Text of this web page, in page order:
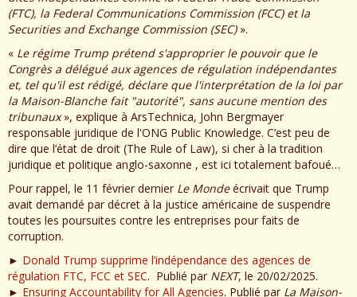
(FTC), la Federal Communications Commission (FCC) et la
Securities and Exchange Commission (SEC) ».
« Le régime Trump prétend s'approprier le pouvoir que le
Congrès a délégué aux agences de régulation indépendantes
et, tel qu'il est rédigé, déclare que l'interprétation de la loi par
la Maison-Blanche fait "autorité", sans aucune mention des
tribunaux», explique à ArsTechnica, John Bergmayer
responsable juridique de l'ONG Public Knowledge. C’est peu de
dire que l’état de droit (The Rule of Law), si cher à la tradition
juridique et politique anglo-saxonne , est ici totalement bafoué…
Pour rappel, le 11 février dernier Le Mondeécrivait que Trump
avait demandé par décret à la justice américaine de suspendre
toutes les poursuites contre les entreprises pour faits de
corruption.
► Donald Trump supprime l’indépendance des agences de
régulation FTC, FCC et SEC. Publié par NEXT, le 20/02/2025.
► Ensuring Accountability for All Agencies. Publié par La Maison-